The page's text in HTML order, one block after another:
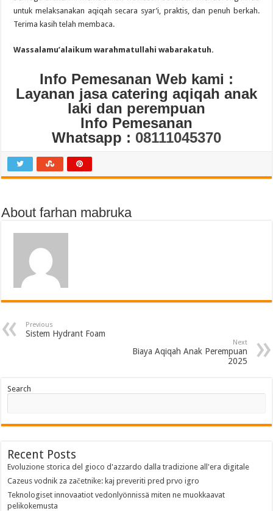
untuk melaksanakan aqiqah secara syar’i, praktis, dan penuh berkah.
Terima kasih telah membaca.
Wassalamu’alaikum warahmatullahi wabarakatuh.
Info Pemesanan Web kami :
Layanan jasa catering aqiqah anak
laki dan perempuan
Info Pemesanan
Whatsapp : 08111045370
About farhan mabruka
Previous
Sistem Hydrant Foam
Next
Biaya Aqiqah Anak Perempuan
2025
Search
Recent Posts
Evoluzione storica del gioco d'azzardo dalla tradizione all'era digitale
Cazeus vodnik za začetnike: kaj preveriti pred prvo igro
Teknologiset innovaatiot vedonlyönnissä miten ne muokkaavat
pelikokemusta